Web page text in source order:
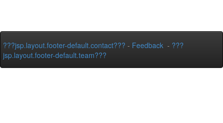
???jsp.layout.footer-default.contact??? - Feedback - ???
jsp.layout.footer-default.team???